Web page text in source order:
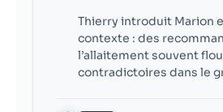
Thierry introduit Marion
contexte : des
l’allaitement souvent
contradictoires dans le